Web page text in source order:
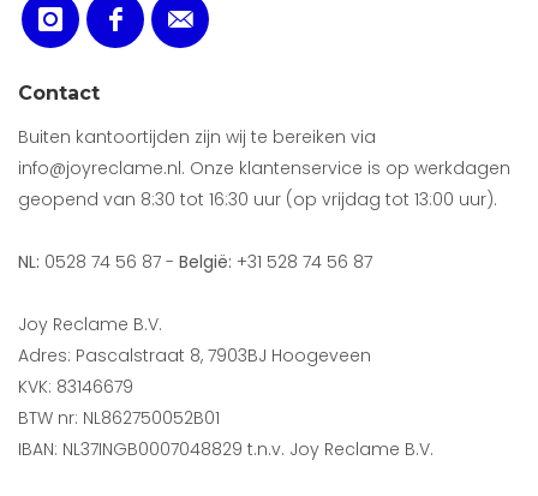
Contact
Buiten kantoortijden zijn wij te bereiken via
info@joyreclame.nl. Onze klantenservice is op werkdagen
geopend van 8:30 tot 16:30 uur (op vrijdag tot 13:00 uur).
NL: 0528 74 56 87 - België: +31 528 74 56 87
Joy Reclame B.V.
Adres: Pascalstraat 8, 7903BJ Hoogeveen
KVK: 83146679
BTW nr: NL862750052B01
IBAN: NL37INGB0007048829 t.n.v. Joy Reclame B.V.